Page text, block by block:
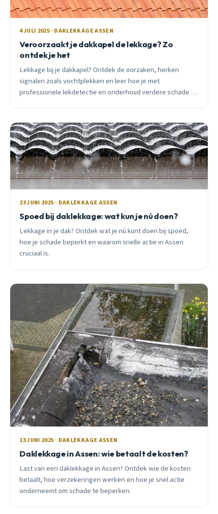
4 JULI 2025 · DAKLEKKAGE ASSEN
Veroorzaakt je dakkapel de lekkage? Zo
ontdek je het
Lekkage bij je dakkapel? Ontdek de oorzaken, herken
signalen zoals vochtplekken en leer hoe je met
professionele lekdetectie en onderhoud verdere schade in
23 JUNI 2025 · DAKLEKKAGE ASSEN
Spoed bij daklekkage: wat kun je nú doen?
Lekkage in je dak? Ontdek wat je nú kunt doen bij spoed,
hoe je schade beperkt en waarom snelle actie in Assen
cruciaal is.
13 JUNI 2025 · DAKLEKKAGE ASSEN
Daklekkage in Assen: wie betaalt de kosten?
Last van een daklekkage in Assen? Ontdek wie de kosten
betaalt, hoe verzekeringen werken en hoe je snel actie
onderneemt om schade te beperken.